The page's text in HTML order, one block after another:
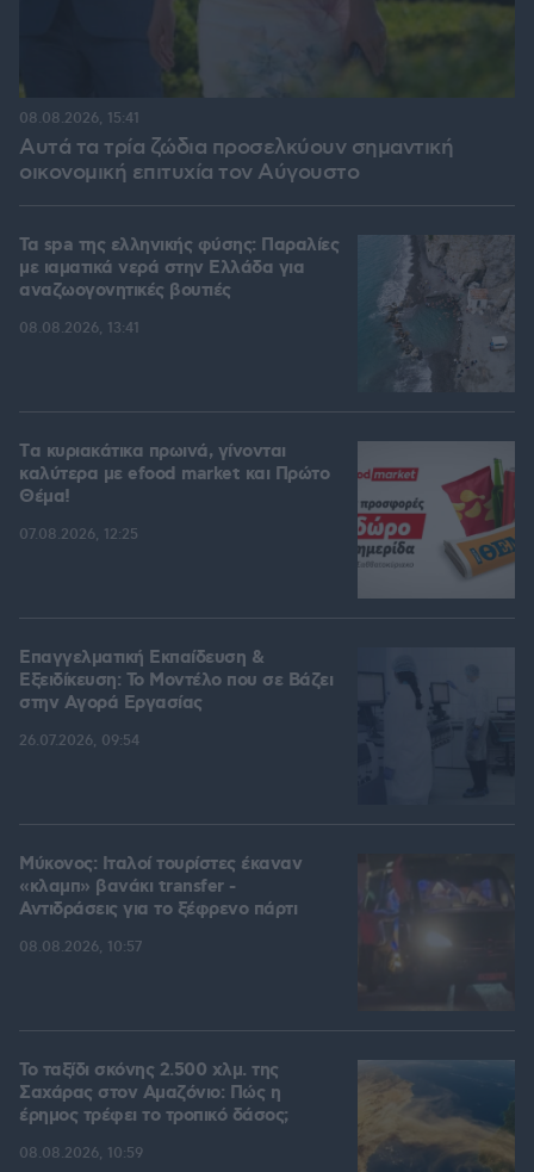
Αυτά τα τρία ζώδια προσελκύουν σημαντική
οικονομική επιτυχία τον Αύγουστο
08.08.2026, 15:41
Τα spa της ελληνικής φύσης: Παραλίες
με ιαματικά νερά στην Ελλάδα για
αναζωογονητικές βουτιές
08.08.2026, 13:41
Tα κυριακάτικα πρωινά, γίνονται
καλύτερα με efood market και Πρώτο
Θέμα!
07.08.2026, 12:25
Επαγγελματική Εκπαίδευση &
Εξειδίκευση: Το Mοντέλο που σε Bάζει
στην Aγορά Eργασίας
26.07.2026, 09:54
Μύκονος: Ιταλοί τουρίστες έκαναν
«κλαμπ» βανάκι transfer -
Αντιδράσεις για το ξέφρενο πάρτι
08.08.2026, 10:57
Το ταξίδι σκόνης 2.500 χλμ. της
Σαχάρας στον Αμαζόνιο: Πώς η
έρημος τρέφει το τροπικό δάσος;
08.08.2026, 10:59